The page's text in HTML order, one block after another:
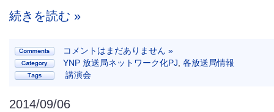
続きを読む »
コメントはまだありません »
YNP 放送局ネットワーク化PJ 各放送局情報
講演会
2014/09/06